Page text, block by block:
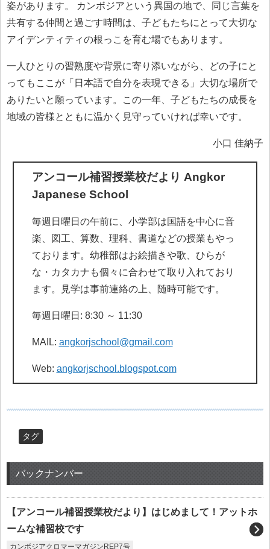
姿があります。 カンボジアという異国の地で、同じ言葉を
共有する仲間と過ごす時間は、子どもたちにとって大切な
アイデンティティの根っこを育む場でもあります。
一人ひとりの習熟度や背景に寄り添いながら、どの子にと
ってもここが「日本語で自分を表現できる」大切な場所で
ありたいと願っています。この一年、子どもたちの成長を
地域の皆様とともに温かく見守っていければ幸いです。
小口 佳納子
アンコール補習授業校だより Angkor
Japanese School
毎週日曜日の午前に、小学部は国語を中心に音
楽、図工、算数、理科、書道などの授業もやっ
ております。幼稚部はお絵描きや歌、ひらが
な・カタカナも個々に合わせて取り入れており
ます。見学は事前連絡の上、随時可能です。
毎週日曜日: 8:30 ～ 11:30
MAIL: angkorjschool@gmail.com
Web: angkorjschool.blogspot.com
タグ
バックナンバー
【アンコール補習授業校だより】はじめまして！アットホ
ームな補習校です
カンボジアクロマーマガジンREP7号